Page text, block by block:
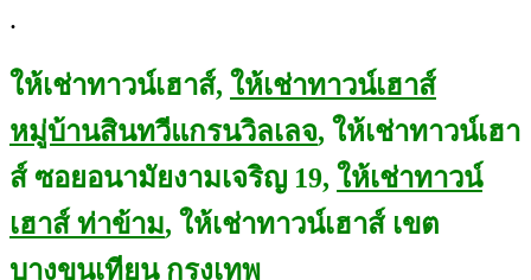
.
ให้เช่าทาวน์เฮาส์, ให้เช่าทาวน์เฮาส์
หมู่บ้านสินทวีแกรนวิลเลจ, ให้เช่าทาวน์เฮา
ส์ ซอยอนามัยงามเจริญ 19, ให้เช่าทาวน์
เฮาส์ ท่าข้าม, ให้เช่าทาวน์เฮาส์ เขต
บางขุนเทียน กรุงเทพ